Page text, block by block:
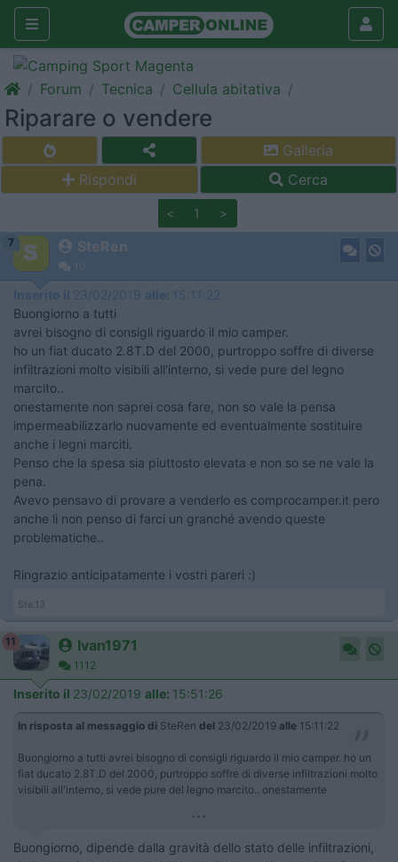
Forum Tecnica Cellula abitativa
Riparare o vendere
Galleria
Rispondi
Cerca
< 1 >
7 SteRen
10
Inserito il 23/02/2019 alle: 15:11:22
Buongiorno a tutti
avrei bisogno di consigli riguardo il mio camper.
ho un fiat ducato 2.8T.D del 2000, purtroppo soffre di diverse
infiltrazioni molto visibili all'interno, si vede pure del legno
marcito..
onestamente non saprei cosa fare, non so vale la pensa
impermeabilizzarlo nuovamente ed eventualmente sostituire
anche i legni marciti.
Penso che la spesa sia piuttosto elevata e non so se ne vale la
pena.
Avevo pensavo di provare a venderlo es comprocamper.it pero
anche li non penso di farci un granché avendo queste
problematiche..
Ringrazio anticipatamente i vostri pareri :)
Ste.13
11 Ivan1971
1112
Inserito il 23/02/2019 alle: 15:51:26
In risposta al messaggio di SteRen del 23/02/2019 alle 15:11:22
Buongiorno a tutti avrei bisogno di consigli riguardo il mio camper. ho un
fiat ducato 2.8T.D del 2000, purtroppo soffre di diverse infiltrazioni molto
visibili all'interno, si vede pure del legno marcito.. onestamente
...
Buongiorno, dipende dalla gravità dello stato delle infiltrazioni,